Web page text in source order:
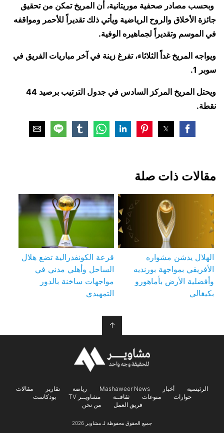
وبحسب مصادر صحفية موريتانية، أن المريخ تمكن من تحقيق
جائزة الأخلاق والروح الرياضية ويأتي ذلك تقديراً للأحمر ومواقفه
في الموسم وتقديراً لجماهيره الوفية.
ويواجه المريخ غداً الثلاثاء، تفرغ زينة في آخر مباريات الفريق في
سوبر 1.
ويحتل المريخ المركز السادس في جدول الترتيب برصيد 44
نقطة.
مقالات ذات صلة
الهلال يدشن مشواره
الأفريقي بمواجهة بورنديه
وأفضلية الأرض بأماهورو
بكيغالي
قرعة الكونفدرالية تضع هلال
الساحل وأهلي مدني في
مواجهات ساخنة بالدور
التمهيدي
↑
الرئيسية أخبار Mashaweer News رياضة تقارير
مقالات
حوارات
منوعات ثقافــة مشاويــر TV
بودكاست
فريق العمل
من نحن
جميع الحقوق محفوظة لـ مشاوير 2026